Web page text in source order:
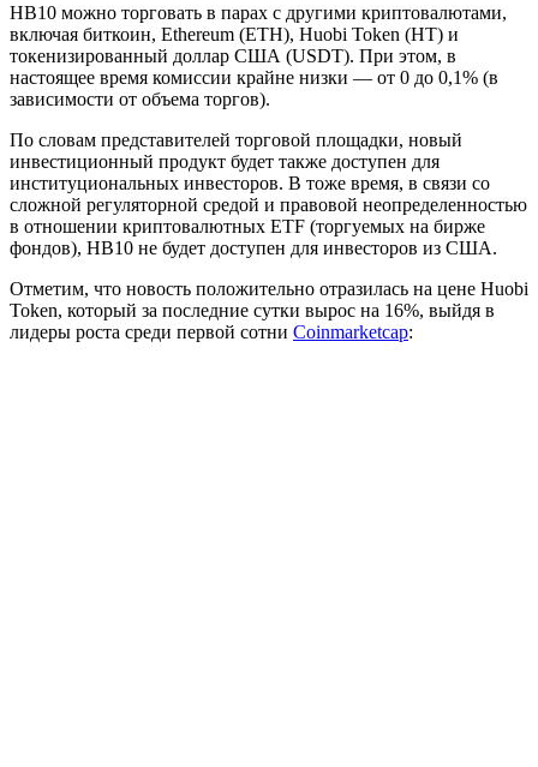
HB10 можно торговать в парах с другими криптовалютами,
включая биткоин, Ethereum (ETH), Huobi Token (HT) и
токенизированный доллар США (USDT). При этом, в
настоящее время комиссии крайне низки — от 0 до 0,1% (в
зависимости от объема торгов).
По словам представителей торговой площадки, новый
инвестиционный продукт будет также доступен для
институциональных инвесторов. В тоже время, в связи со
сложной регуляторной средой и правовой неопределенностью
в отношении криптовалютных ETF (торгуемых на бирже
фондов), HB10 не будет доступен для инвесторов из США.
Отметим, что новость положительно отразилась на цене Huobi
Token, который за последние сутки вырос на 16%, выйдя в
лидеры роста среди первой сотни Coinmarketcap: